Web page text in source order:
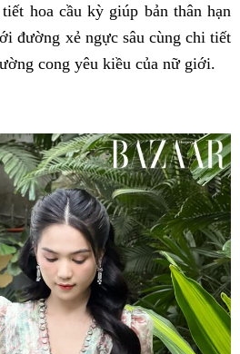
hoa cầu kỳ giúp bản thân hạn
đường xẻ ngực sâu cùng chi tiết
cong yêu kiều của nữ giới.